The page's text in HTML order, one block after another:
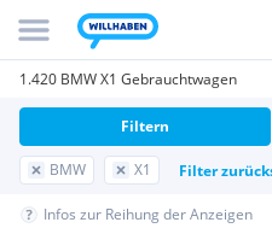
1.420 BMW X1 Gebrauchtwagen
BMW X1 Filter
Filtern
Infos zur Reihung der Anzeigen